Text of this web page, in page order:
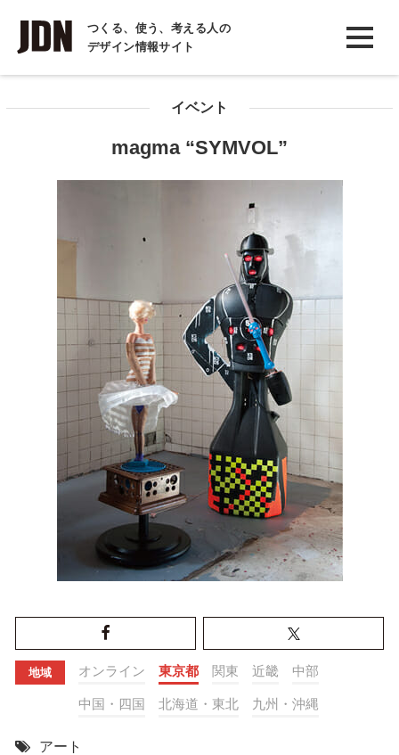
つくる、使う、考える人の
デザイン情報サイト
INTERVIEW
インタビュー
イベント
magma “SYMVOL”
地域 オンライン 東京都 関東 近畿 中部
中国・四国 北海道・東北 九州・沖縄
アート